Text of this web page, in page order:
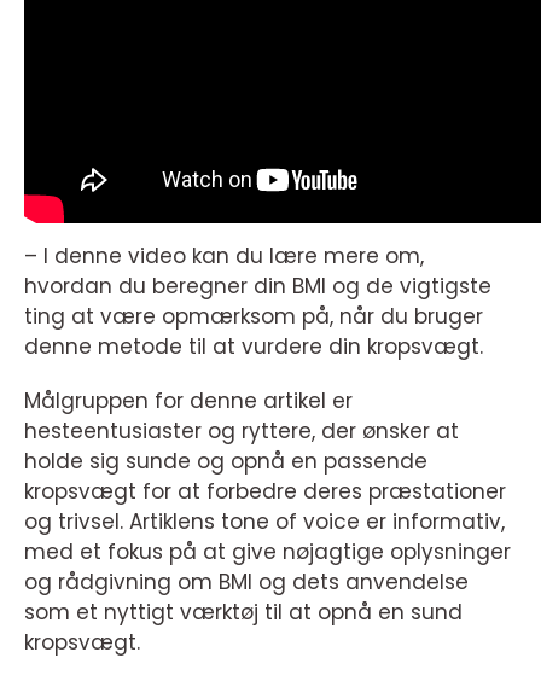
– I denne video kan du lære mere om,
hvordan du beregner din BMI og de vigtigste
ting at være opmærksom på, når du bruger
denne metode til at vurdere din kropsvægt.
Målgruppen for denne artikel er
hesteentusiaster og ryttere, der ønsker at
holde sig sunde og opnå en passende
kropsvægt for at forbedre deres præstationer
og trivsel. Artiklens tone of voice er informativ,
med et fokus på at give nøjagtige oplysninger
og rådgivning om BMI og dets anvendelse
som et nyttigt værktøj til at opnå en sund
kropsvægt.